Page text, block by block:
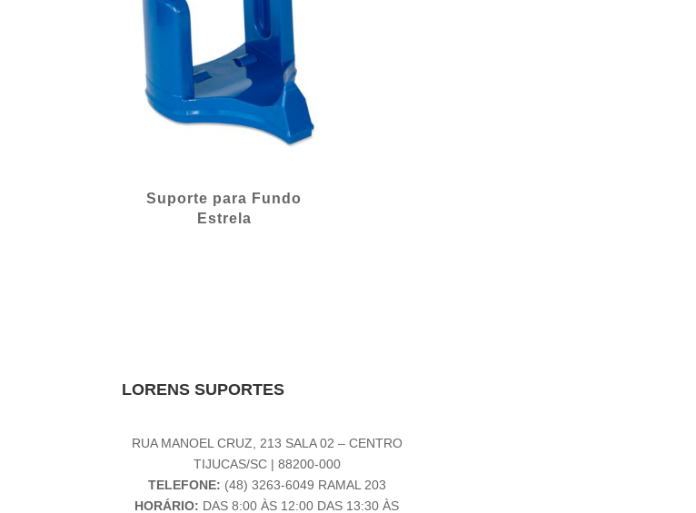
Suporte para Fundo
Estrela
LORENS SUPORTES
RUA MANOEL CRUZ, 213 SALA 02 – CENTRO
TIJUCAS/SC | 88200-000
TELEFONE: (48) 3263-6049 RAMAL 203
HORÁRIO: DAS 8:00 ÀS 12:00 DAS 13:30 ÀS